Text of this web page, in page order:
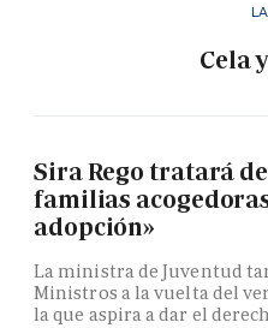
Cela
Sira Rego tratará
familias
adopción»
La ministra de Juventud
Ministros a la vuelta del
la que aspira a dar el